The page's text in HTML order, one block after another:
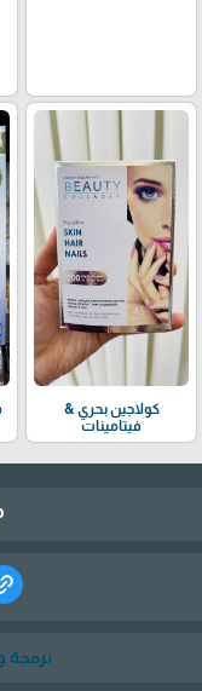
كولاجين بحري &
فيتامينات
برمجة